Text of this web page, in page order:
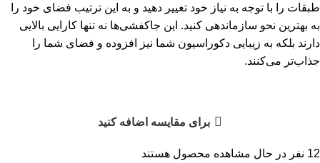
طبقات را با توجه به نیاز خود تغییر دهید و به این ترتیب فضای خود را
به بهترین نحو سازماندهی کنید. این جاکفشی‌ها نه تنها کارایی بالایی
دارند بلکه به زیبایی دکوراسیون شما نیز افزوده و فضای شما را
جذاب‌تر می‌کنند.
برای مقایسه اضافه کنید
12 نفر در حال مشاهده محصول هستند